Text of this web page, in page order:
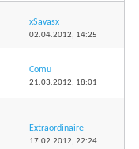
xSavasx
02.04.2012, 14:25
Comu
21.03.2012, 18:01
Extraordinaire
17.02.2012, 22:24